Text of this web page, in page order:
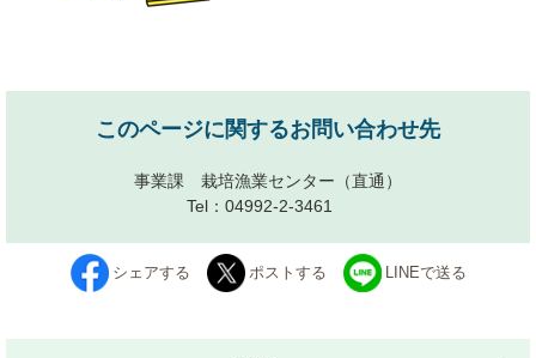
このページに関するお問い合わせ先
事業課 栽培漁業センター （直通）
Tel：04992-2-3461
シェアする ポストする LINEで送る